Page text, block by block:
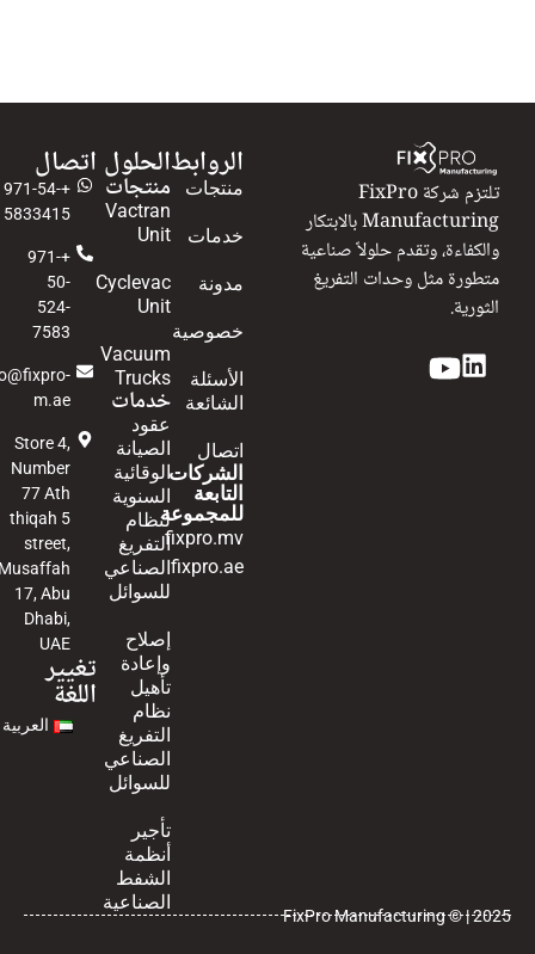
FixPro Manufacturing © | 2025
تلتزم شركة FixPro
Manufacturing بالابتكار
والكفاءة، وتقدم حلولاً صناعية
متطورة مثل وحدات التفريغ
الثورية.
الروابط
منتجات
خدمات
مدونة
خصوصية
الأسئلة
الشائعة
اتصال
الشركات
التابعة
للمجموعة
fixpro.mv
fixpro.ae
الحلول
منتجات
Vactran
Unit
Cyclevac
Unit
Vacuum
Trucks
خدمات
عقود
الصيانة
الوقائية
السنوية
لنظام
التفريغ
الصناعي
للسوائل
إصلاح
وإعادة
تأهيل
نظام
التفريغ
الصناعي
للسوائل
تأجير
أنظمة
الشفط
الصناعية
اتصال
+971-54-
5833415
+971-
50-
524-
7583
info@fixpro-
m.ae
Store 4,
Number
77 Ath
thiqah 5
street,
Musaffah
17, Abu
Dhabi,
UAE
تغيير
اللغة
العربية